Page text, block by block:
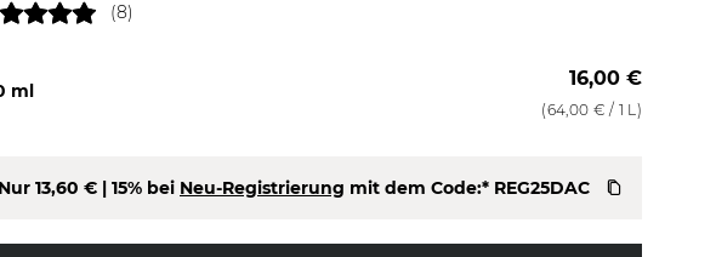
(8)
16,00 €
(64,00 € / 1 L)
ml
Nur 13,60 € | 15% bei Neu-Registrierung mit dem Code:* REG25DAC